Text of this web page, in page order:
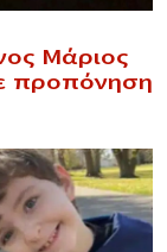
Μάριος
προπόνηση